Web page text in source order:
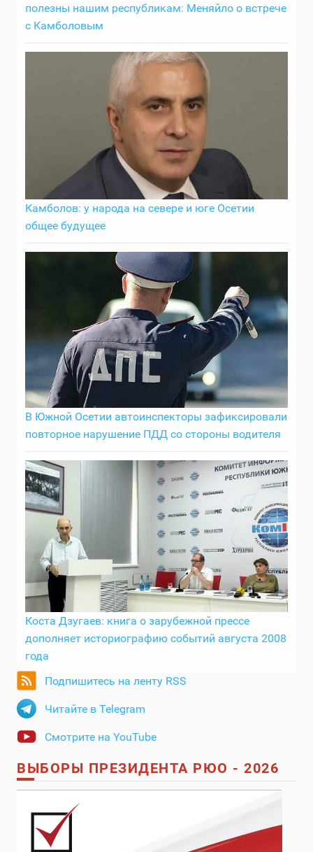
полезны нашим республикам: Меняйло о встрече
с Камболовым
Камболов: у народа на севере и юге Осетии
общее будущее
В Южной Осетии автоинспекторы зафиксировали
повторное нарушение ПДД со стороны водителя
Коста Дзугаев: книга о зарубежной прессе
дополняет историографию событий августа 2008
года
Подпишитесь на ленту RSS
Читайте в Telegram
Смотрите на YouTube
ВЫБОРЫ ПРЕЗИДЕНТА РЮО - 2026